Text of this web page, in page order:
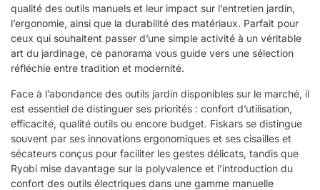
qualité des outils manuels et leur impact sur l’entretien jardin,
l’ergonomie, ainsi que la durabilité des matériaux. Parfait pour
ceux qui souhaitent passer d’une simple activité à un véritable
art du jardinage, ce panorama vous guide vers une sélection
réfléchie entre tradition et modernité.
Face à l’abondance des outils jardin disponibles sur le marché, il
est essentiel de distinguer ses priorités : confort d’utilisation,
efficacité, qualité outils ou encore budget. Fiskars se distingue
souvent par ses innovations ergonomiques et ses cisailles et
sécateurs conçus pour faciliter les gestes délicats, tandis que
Ryobi mise davantage sur la polyvalence et l’introduction du
confort des outils électriques dans une gamme manuelle